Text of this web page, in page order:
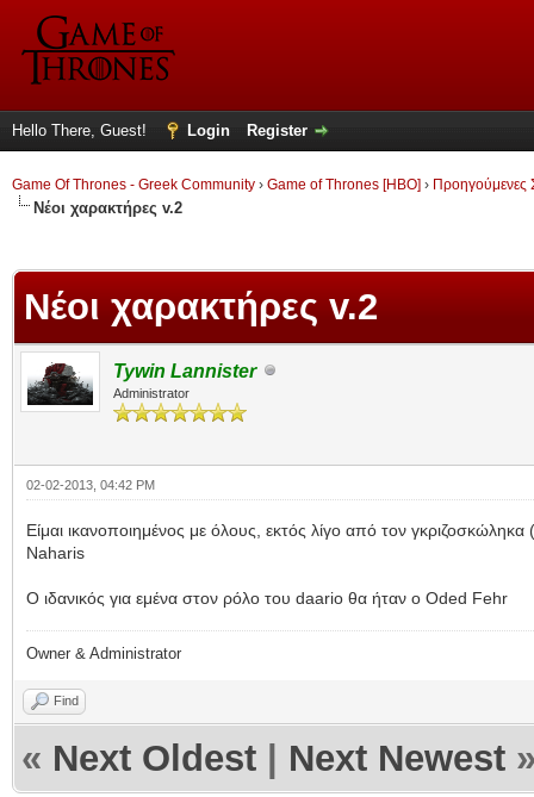
Hello There, Guest! Login Register
Game Of Thrones - Greek Community › Game of Thrones [HBO] › Προηγούμενες
Νέοι χαρακτήρες v.2
Νέοι χαρακτήρες v.2
Tywin Lannister
Administrator
02-02-2013, 04:42 PM
Είμαι ικανοποιημένος με όλους, εκτός λίγο από τον
Naharis
Ο ιδανικός για εμένα στον ρόλο του daario θα ήταν ο Oded Fehr
Owner & Administrator
Find
« Next Oldest Next Newest